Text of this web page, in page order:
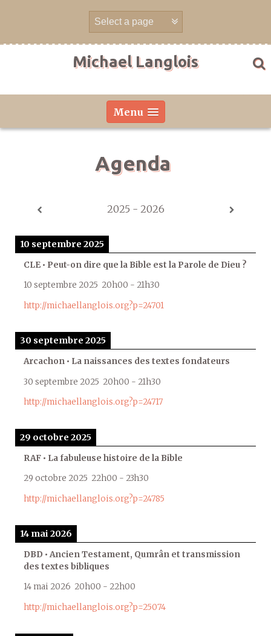
Michael Langlois
Menu
Agenda
2025 - 2026
10 septembre 2025
CLE • Peut-on dire que la Bible est la Parole de Dieu ?
10 septembre 2025 20h00 - 21h30
http://michaellanglois.org?p=24701
30 septembre 2025
Arcachon • La naissances des textes fondateurs
30 septembre 2025 20h00 - 21h30
http://michaellanglois.org?p=24717
29 octobre 2025
RAF • La fabuleuse histoire de la Bible
29 octobre 2025 22h00 - 23h30
http://michaellanglois.org?p=24785
14 mai 2026
DBD • Ancien Testament, Qumrân et transmission
des textes bibliques
14 mai 2026 20h00 - 22h00
http://michaellanglois.org?p=25074